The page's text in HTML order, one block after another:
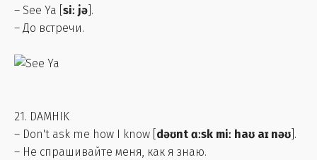
– See Ya [ siː jə ].
– До встречи.
21. DAMHIK
– Don't ask me how I know [ dəʊnt ɑːsk miː haʊ aɪ nəʊ ].
– Не спрашивайте меня, как я знаю.